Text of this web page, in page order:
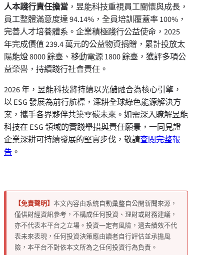
人本踐行責任擔當 ，昱能科技重視員工關懷與成長，
員工整體滿意度達 94.14%，全員培訓覆蓋率 100%，
完善人才培養體系。企業積極踐行公益使命，2025
年完成價值 239.4 萬元的公益物資捐贈，累計投放太
陽能燈 8000 餘臺、移動電源 1800 餘臺，獲評多項公
益榮譽，持續踐行社會責任。
2026 年，昱能科技將持續以光儲融合為核心引擎，
以 ESG 發展為前行航標，深耕全球綠色能源解決方
案，攜手各界夥伴共築零碳未來。如需深入瞭解昱能
科技在 ESG 領域的實踐舉措與責任願景，一同見證
企業深耕可持續發展的堅實步伐，敬請查閱完整報
告 。
【免責聲明】 本文內容由系統自動彙整自公開新聞來源，
僅供財經資訊參考，不構成任何投資、理財或財務建議，
亦不代表本平台之立場。投資一定有風險，過去績效不代
表未來表現，任何投資決策應由讀者自行評估並承擔風
險，本平台不對依本文所為之任何投資行為負責。